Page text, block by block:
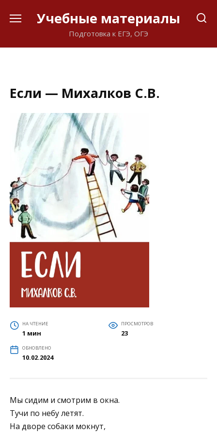
Учебные материалы
Подготовка к ЕГЭ, ОГЭ
Если — Михалков С.В.
НА ЧТЕНИЕ
1 мин
ПРОСМОТРОВ
23
ОБНОВЛЕНО
10.02.2024
Мы сидим и смотрим в окна.
Тучи по небу летят.
На дворе собаки мокнут,